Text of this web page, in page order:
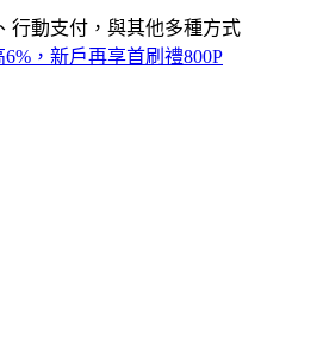
行動支付，與其他多種方式
6%，新戶再享首刷禮800P